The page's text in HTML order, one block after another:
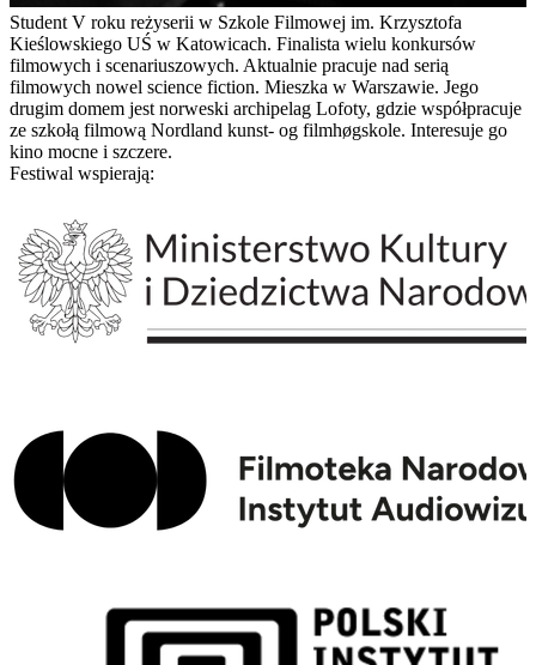
Student V roku reżyserii w Szkole Filmowej im. Krzysztofa
Kieślowskiego UŚ w Katowicach. Finalista wielu konkursów
filmowych i scenariuszowych. Aktualnie pracuje nad serią
filmowych nowel science fiction. Mieszka w Warszawie. Jego
drugim domem jest norweski archipelag Lofoty, gdzie współpracuje
ze szkołą filmową Nordland kunst- og filmhøgskole. Interesuje go
kino mocne i szczere.
Festiwal wspierają: